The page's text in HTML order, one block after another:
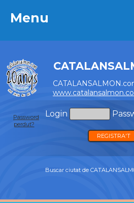
Menu
Login
Password
perdut?
REGISTRA'T
Buscar ciutat de
Menu